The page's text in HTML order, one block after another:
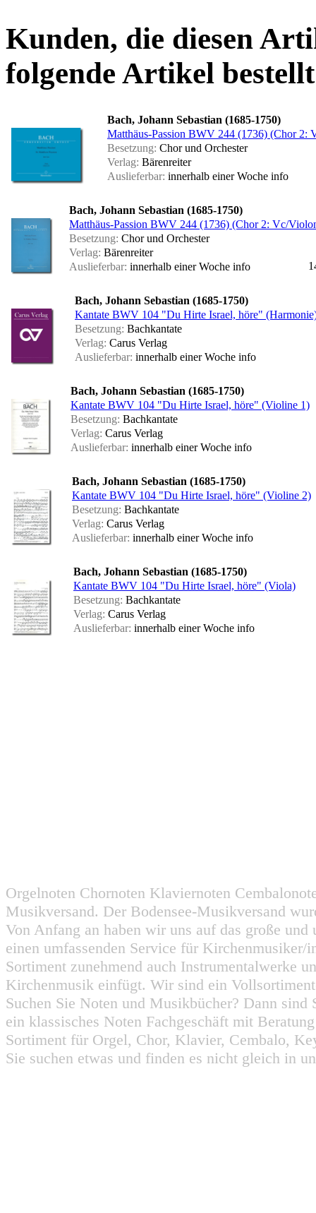
Kunden, die diesen
folgende Artikel
Bach, Johann Sebastian (1685-1750)
Matthäus-Passion BWV 244 (1736) (Chor 2:
Besetzung: Chor und Orchester
Verlag: Bärenreiter
Auslieferbar: innerhalb einer Woche info
Bach, Johann Sebastian (1685-1750)
Matthäus-Passion BWV 244 (1736) (Chor 2: Vc/
Besetzung: Chor und Orchester
Verlag: Bärenreiter
Auslieferbar: innerhalb einer Woche info
Bach, Johann Sebastian (1685-1750)
Kantate BWV 104 "Du Hirte Israel, höre"
Besetzung: Bachkantate
Verlag: Carus Verlag
Auslieferbar: innerhalb einer Woche info
Bach, Johann Sebastian (1685-1750)
Kantate BWV 104 "Du Hirte Israel, höre" (Violine 1)
Besetzung: Bachkantate
Verlag: Carus Verlag
Auslieferbar: innerhalb einer Woche info
Bach, Johann Sebastian (1685-1750)
Kantate BWV 104 "Du Hirte Israel, höre" (Violine 2)
Besetzung: Bachkantate
Verlag: Carus Verlag
Auslieferbar: innerhalb einer Woche info
Bach, Johann Sebastian (1685-1750)
Kantate BWV 104 "Du Hirte Israel, höre" (Viola)
Besetzung: Bachkantate
Verlag: Carus Verlag
Auslieferbar: innerhalb einer Woche info
Orgelnoten Chornoten Klaviernoten
Musikversand. Der Bodensee-Musikversand
Von Anfang an haben wir uns auf das große
einen umfassenden Service für
Sortiment zunehmend auch Instrumentalwerke
Kirchenmusik einfügt. Wir sind ein
Suchen Sie Noten und Musikbücher? Dann
ein klassisches Noten Fachgeschäft mit
Sortiment für Orgel, Chor, Klavier, Cembalo,
Sie suchen etwas und finden es nicht gleich in